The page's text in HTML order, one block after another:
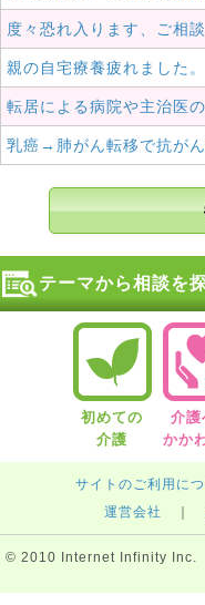
度々恐れ入ります、ご相談
親の自宅療養疲れました。
転居による病院や主治医の
乳癌→肺がん転移で抗がん
テーマから相談を
初めての
介護
介護
かか
サイトのご利用に
運営会社
© 2010 Internet Infinity Inc.